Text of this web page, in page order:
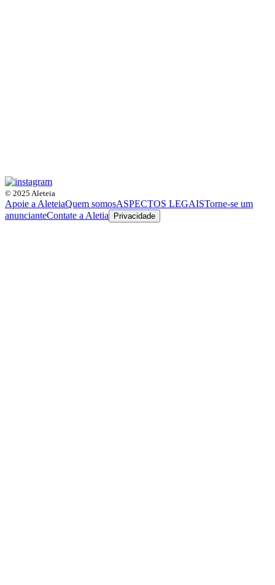
© 2025 Aleteia
Apoie a AleteiaQuem somosASPECTOS LEGAISTorne-se um
anuncianteContate a Aletia Privacidade